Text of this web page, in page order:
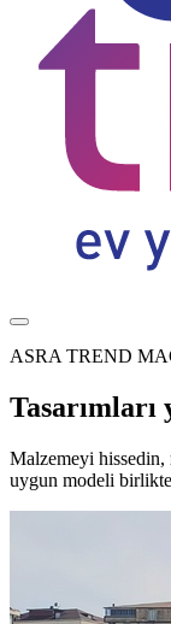
ASRA TREND
Tasarımları
Malzemeyi hissedin,
uygun modeli